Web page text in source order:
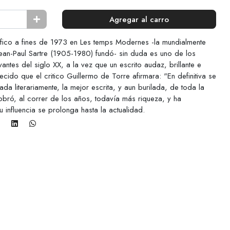
Agregar al carro
a fines de 1973 en Les temps Modernes -la mundialmente
Paul Sartre (1905-1980) fundó- sin duda es uno de los
del siglo XX, a la vez que un escrito audaz, brillante e
que el critico Guillermo de Torre afirmara: "En definitiva se
literariamente, la mejor escrita, y aun burilada, de toda la
al correr de los años, todavía más riqueza, y ha
se prolonga hasta la actualidad.